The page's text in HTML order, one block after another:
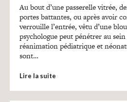
Au bout d’une passerelle vitrée,
portes battantes, ou après avoir
verrouille l’entrée, vêtu d’une
psychologue peut pénétrer au sein
réanimation pédiatrique et
sont…
Lire la suite